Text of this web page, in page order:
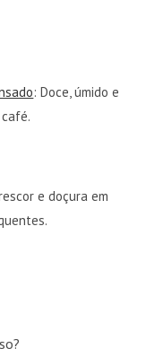
: Doce, úmido e
e doçura em